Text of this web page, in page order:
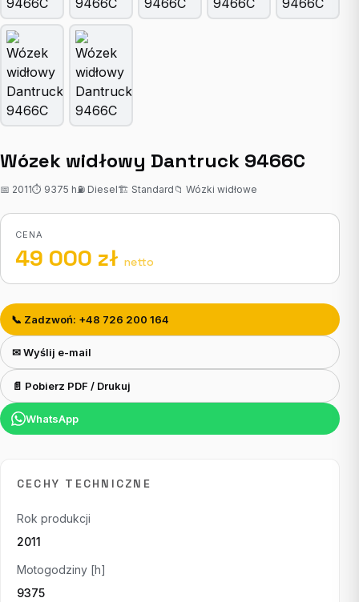
Wózek widłowy Dantruck 9466C
📅 2011⏱ 9375 h⛽ Diesel🏗 Standard 📁 Wózki widłowe
CENA
49 000 zł netto
📞 Zadzwoń: +48 726 200 164
✉ Wyślij e-mail
📄 Pobierz PDF / Drukuj
WhatsApp
CECHY TECHNICZNE
Rok produkcji
2011
Motogodziny [h]
9375